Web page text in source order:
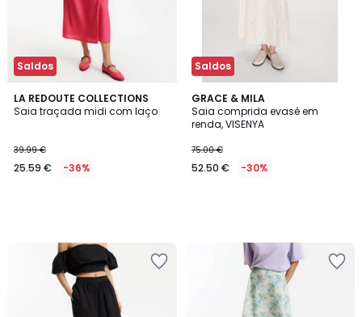
Saldos
LA REDOUTE COLLECTIONS
Saia traçada midi com laço
39.99 €
25.59 € -36%
Saldos
GRACE & MILA
Saia comprida evasé em
renda, VISENYA
75.00 €
52.50 € -30%